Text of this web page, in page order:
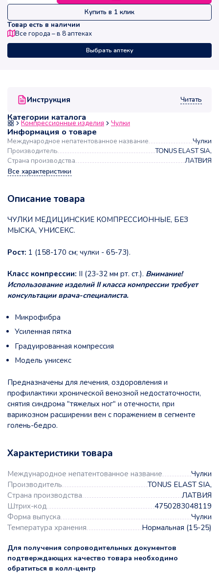
Инструкция Читать
Категории каталога
Компрессионные изделия Чулки
Информация о товаре
Международное непатентованное название
Чулки
Производитель
TONUS ELAST SIA,
Страна производства
ЛАТВИЯ
Все характеристики
Описание товара
ЧУЛКИ МЕДИЦИНСКИЕ КОМПРЕССИОННЫЕ, БЕЗ
МЫСКА, УНИСЕКС.
Рост: 1 (158-170 см; чулки - 65-73).
Класс компрессии: II (23-32 мм рт. ст.). Внимание!
Использование изделий II класса компрессии требует
консультации врача-специалиста.
Микрофибра
Усиленная пятка
Градуированная компрессия
Модель унисекс
Предназначены для лечения, оздоровления и
профилактики хронической венозной недостаточности,
снятия синдрома "тяжелых ног" и отечности, при
варикозном расширении вен с поражением в сегменте
голень-бедро.
Характеристики товара
Международное непатентованное название
Чулки
Производитель
TONUS ELAST SIA,
Страна производства
ЛАТВИЯ
Штрих-код
4750283048119
Форма выпуска
Чулки
Температура хранения
Нормальная (15-25)
Для получения сопроводительных документов
подтверждающих качество товара необходимо
обратиться в колл-центр
Купить в 1 клик
Товар есть в наличии
Все города – в 8 аптеках
Выбрать аптеку